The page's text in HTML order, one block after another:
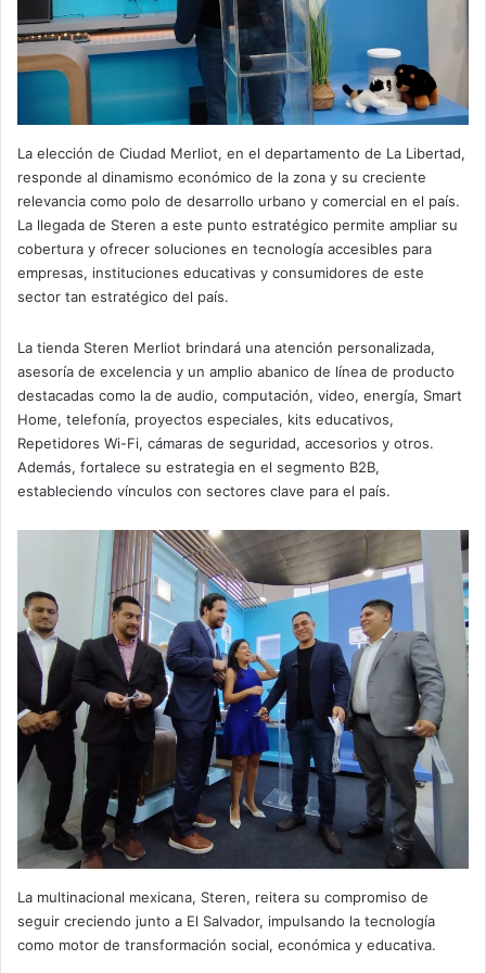
La elección de Ciudad Merliot, en el departamento de La Libertad,
responde al dinamismo económico de la zona y su creciente
relevancia como polo de desarrollo urbano y comercial en el país.
La llegada de Steren a este punto estratégico permite ampliar su
cobertura y ofrecer soluciones en tecnología accesibles para
empresas, instituciones educativas y consumidores de este
sector tan estratégico del país.
La tienda Steren Merliot brindará una atención personalizada,
asesoría de excelencia y un amplio abanico de línea de producto
destacadas como la de audio, computación, video, energía, Smart
Home, telefonía, proyectos especiales, kits educativos,
Repetidores Wi-Fi, cámaras de seguridad, accesorios y otros.
Además, fortalece su estrategia en el segmento B2B,
estableciendo vínculos con sectores clave para el país.
La multinacional mexicana, Steren, reitera su compromiso de
seguir creciendo junto a El Salvador, impulsando la tecnología
como motor de transformación social, económica y educativa.